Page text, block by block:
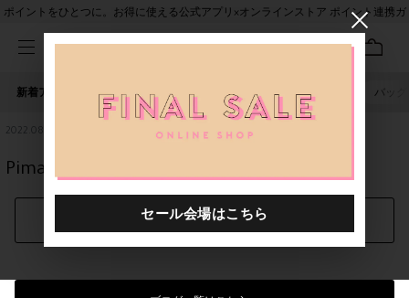
ポイントをひとつに。お得に使える公式アプリ×オンラインストア ポイント連携ガ
新着アイテム 人気ワード セール 40th限定 バッグ
2022.08.23
Pima Cotton と Minegra と！
シェアする